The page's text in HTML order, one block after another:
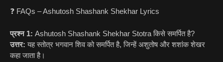
❓ FAQs – Ashutosh Shashank Shekhar Lyrics
प्रश्न 1: Ashutosh Shashank Shekhar Stotra किसे समर्पित है?
उत्तर: यह स्तोत्र भगवान शिव को समर्पित है, जिन्हें अशुतोष और शशांक शेखर
कहा जाता है।